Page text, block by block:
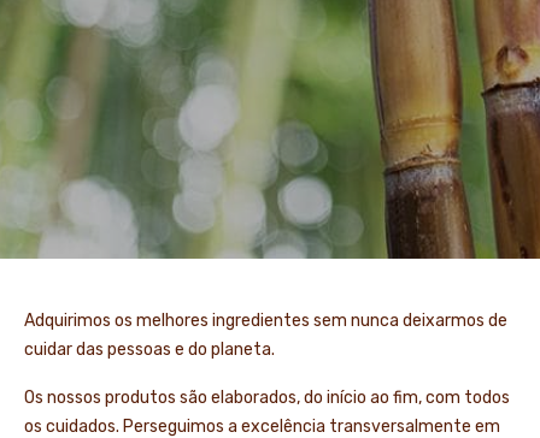
Adquirimos os melhores ingredientes sem nunca deixarmos de
cuidar das pessoas e do planeta.
Os nossos produtos são elaborados, do início ao fim, com todos
os cuidados. Perseguimos a excelência transversalmente em